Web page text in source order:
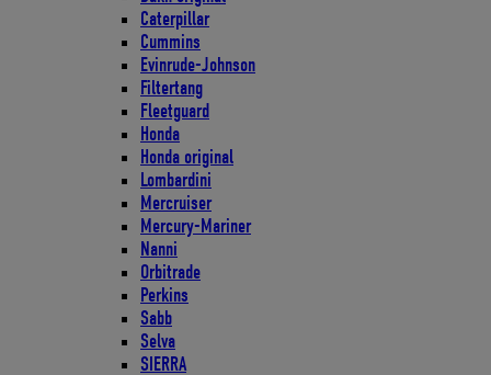
Caterpillar
Cummins
Evinrude-Johnson
Filtertang
Fleetguard
Honda
Honda original
Lombardini
Mercruiser
Mercury-Mariner
Nanni
Orbitrade
Perkins
Sabb
Selva
SIERRA